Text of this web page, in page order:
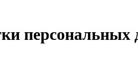
персональных